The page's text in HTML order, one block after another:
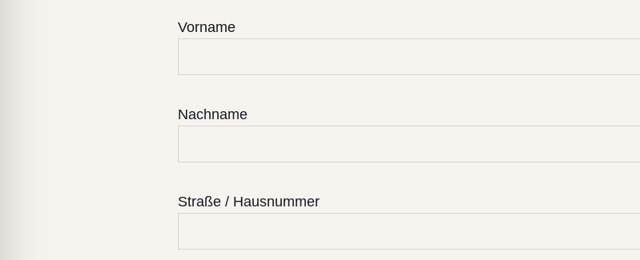
Vorname
Nachname
Straße / Hausnummer